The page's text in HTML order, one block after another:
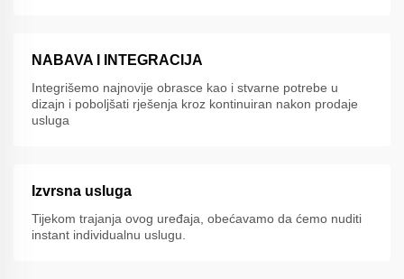
NABAVA I INTEGRACIJA
Integrišemo najnovije obrasce kao i stvarne potrebe u
dizajn i poboljšati rješenja kroz kontinuiran nakon prodaje
usluga
Izvrsna usluga
Tijekom trajanja ovog uređaja, obećavamo da ćemo nuditi
instant individualnu uslugu.